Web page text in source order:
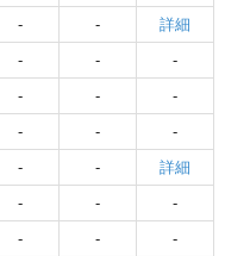
- -
詳細
- -
-
- -
-
- -
-
- -
詳細
- -
-
- -
-